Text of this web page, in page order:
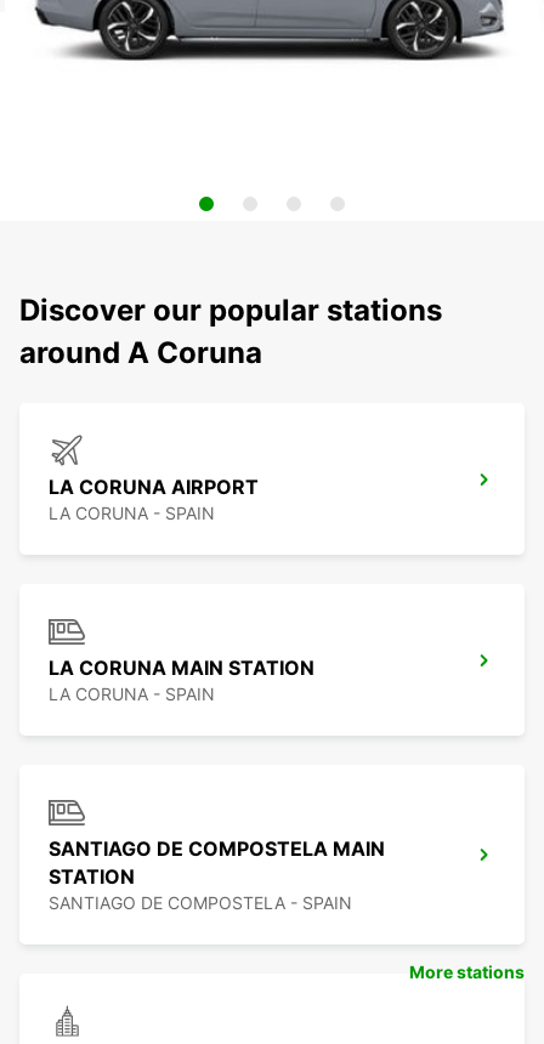
Discover our popular stations
around A Coruna
LA CORUNA AIRPORT
LA CORUNA - SPAIN
LA CORUNA MAIN STATION
LA CORUNA - SPAIN
SANTIAGO DE COMPOSTELA MAIN
STATION
SANTIAGO DE COMPOSTELA - SPAIN
More stations